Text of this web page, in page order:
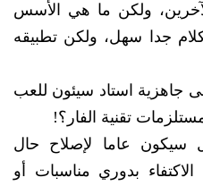
ولكن ما هي الأسس
جدا سهل، ولكن تطبيقه
جاهزية استاد سيئون للعب
تقنية الفار؟!
2020م، فهل سيكون عاما لإصلاح حال
الاكتفاء بدوري مناسبات أو